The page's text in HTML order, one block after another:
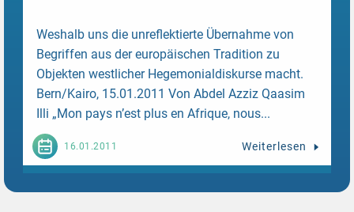
Weshalb uns die unreflektierte Übernahme von
Begriffen aus der europäischen Tradition zu
Objekten westlicher Hegemonialdiskurse macht.
Bern/Kairo, 15.01.2011 Von Abdel Azziz Qaasim
Illi „Mon pays n’est plus en Afrique, nous...
16.01.2011 Weiterlesen